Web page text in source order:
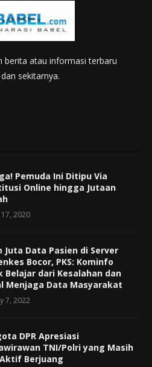
berita atau informasi terbaru
sekitarnya.
Pemuda Ini Ditipu Via
Online hingga Jutaan
2020
Juta Data Pasien di Server
Bocor, PKS: Kominfo
Belajar dari Kesalahan dan
Menjaga Data Masyarakat
7, 2022
DPR Apresiasi
TNI/Polri yang Masih
Berjuang